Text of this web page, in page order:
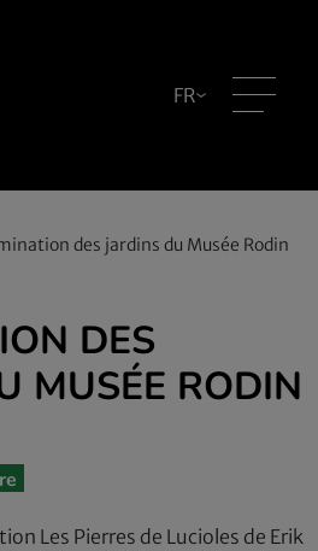
FR
des jardins du Musée Rodin
DES
MUSÉE RODIN
Les Pierres de Lucioles de Erik